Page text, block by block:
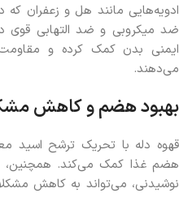
ادویه‌هایی مانند هل و زعفران
ضد میکروبی و ضد التهابی قوی
ایمنی بدن کمک کرده و مقاومت
می‌دهند.
بهبود هضم و کاهش
قهوه دله با تحریک ترشح اسید
هضم غذا کمک می‌کند.
نوشیدنی، می‌تواند به کاهش